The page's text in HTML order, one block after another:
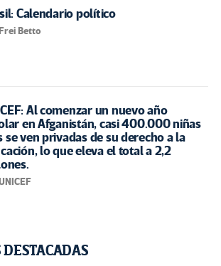
Calendario político
Betto
Al comenzar un nuevo año
en Afganistán, casi 400.000 niñas
se ven privadas de su derecho a la
lo que eleva el total a 2,2
DESTACADAS